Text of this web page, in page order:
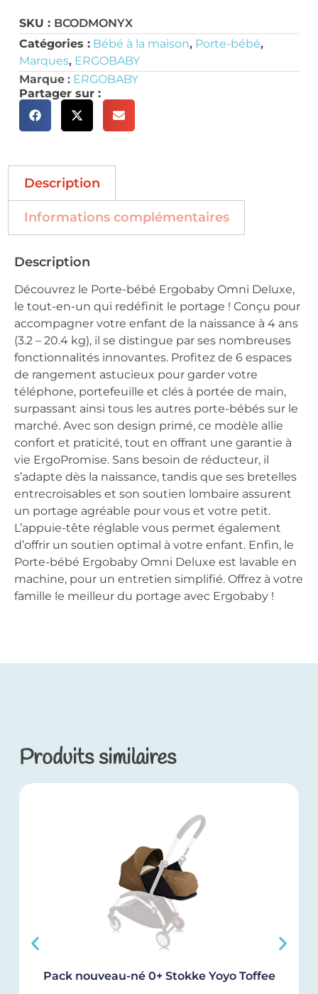
SKU : BCODMONYX
Catégories : Bébé à la maison, Porte-bébé,
Marques, ERGOBABY
Marque : ERGOBABY
Partager sur :
Description
Informations complémentaires
Description
Découvrez le Porte-bébé Ergobaby Omni Deluxe,
le tout-en-un qui redéfinit le portage ! Conçu pour
accompagner votre enfant de la naissance à 4 ans
(3.2 – 20.4 kg), il se distingue par ses nombreuses
fonctionnalités innovantes. Profitez de 6 espaces
de rangement astucieux pour garder votre
téléphone, portefeuille et clés à portée de main,
surpassant ainsi tous les autres porte-bébés sur le
marché. Avec son design primé, ce modèle allie
confort et praticité, tout en offrant une garantie à
vie ErgoPromise. Sans besoin de réducteur, il
s’adapte dès la naissance, tandis que ses bretelles
entrecroisables et son soutien lombaire assurent
un portage agréable pour vous et votre petit.
L’appuie-tête réglable vous permet également
d’offrir un soutien optimal à votre enfant. Enfin, le
Porte-bébé Ergobaby Omni Deluxe est lavable en
machine, pour un entretien simplifié. Offrez à votre
famille le meilleur du portage avec Ergobaby !
Produits similaires
Pack nouveau-né 0+ Stokke Yoyo Toffee